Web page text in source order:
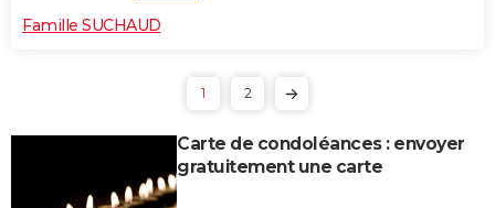
Famille SUCHAUD
1 2
Carte de condoléances : envoyer
gratuitement une carte